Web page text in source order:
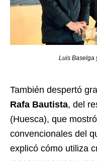
Luis Baselga
También despertó
Rafa Bautista, del
(Huesca), que
convencionales del
explicó cómo utiliza